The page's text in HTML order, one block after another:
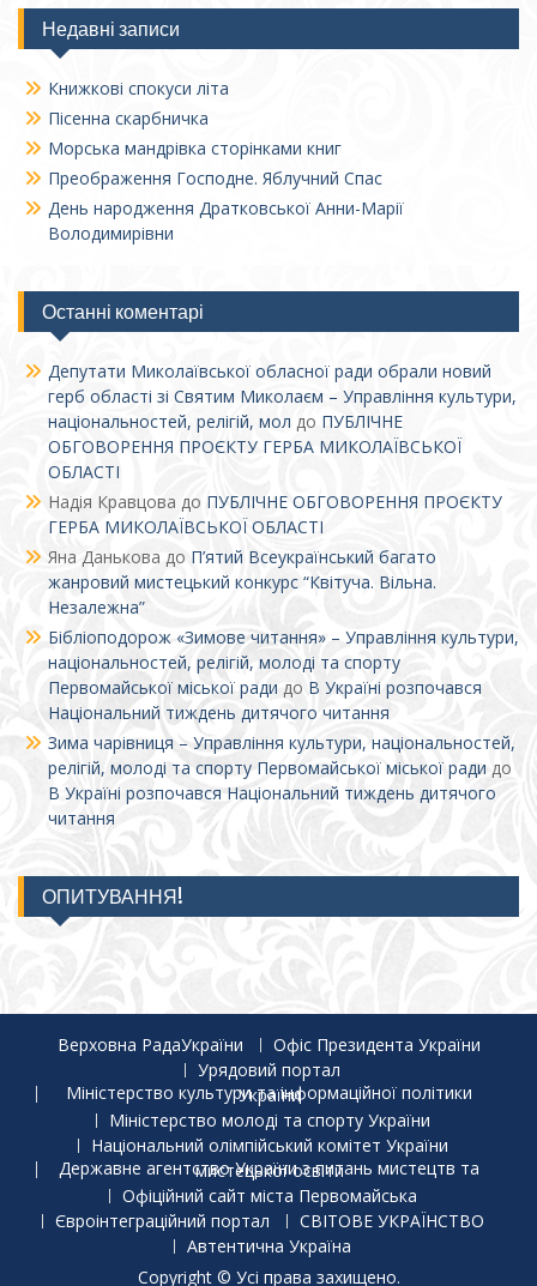
Недавні записи
Книжкові спокуси літа
Пісенна скарбничка
Морська мандрівка сторінками книг
Преображення Господне. Яблучний Спас
День народження Дратковської Анни-Марії
Володимирівни
Останні коментарі
Депутати Миколаївської обласної ради обрали новий
герб області зі Святим Миколаєм – Управління культури,
національностей, релігій, мол до ПУБЛІЧНЕ
ОБГОВОРЕННЯ ПРОЄКТУ ГЕРБА МИКОЛАЇВСЬКОЇ
ОБЛАСТІ
Надія Кравцова до ПУБЛІЧНЕ ОБГОВОРЕННЯ ПРОЄКТУ
ГЕРБА МИКОЛАЇВСЬКОЇ ОБЛАСТІ
Яна Данькова до П’ятий Всеукраїнський багато
жанровий мистецький конкурс “Квітуча. Вільна.
Незалежна”
Бібліоподорож «Зимове читання» – Управління культури,
національностей, релігій, молоді та спорту
Первомайської міської ради до В Україні розпочався
Національний тиждень дитячого читання
Зима чарівниця – Управління культури, національностей,
релігій, молоді та спорту Первомайської міської ради до
В Україні розпочався Національний тиждень дитячого
читання
ОПИТУВАННЯ!
Верховна РадаУкраїни
Офіс Президента України
Урядовий портал
Міністерство культури та інформаційної політики України
Міністерство молоді та спорту України
Національний олімпійський комітет України
Державне агентство України з питань мистецтв та мистецької освіти
Офіційний сайт міста Первомайська
Євроінтеграційний портал
СВІТОВЕ УКРАЇНСТВО
Автентична Україна
Copyright © Усі права захищено.